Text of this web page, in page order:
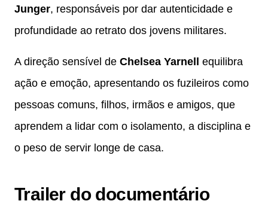
Junger, responsáveis por dar autenticidade e
profundidade ao retrato dos jovens militares.
A direção sensível de Chelsea Yarnell
equilibra
ação e emoção, apresentando os fuzileiros como
pessoas comuns, filhos, irmãos e amigos, que
aprendem a lidar com o isolamento, a disciplina e
o peso de servir longe de casa.
Trailer do documentário